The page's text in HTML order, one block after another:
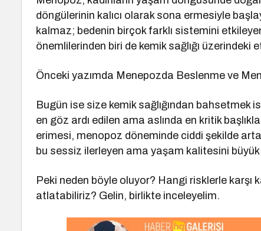
döngülerinin kalıcı olarak sona ermesiyle
kalmaz; bedenin birçok farklı sistemini
önemlilerinden biri de kemik sağlığı üzerindeki
Önceki yazımda Menepozda Beslenme ve
Bugün ise size kemik sağlığından bahsetmek
en göz ardı edilen ama aslında en kritik
erimesi, menopoz döneminde ciddi şekilde
bu sessiz ilerleyen ama yaşam kalitesini
Peki neden böyle oluyor? Hangi risklerle karşı
atlatabiliriz? Gelin, birlikte inceleyelim.